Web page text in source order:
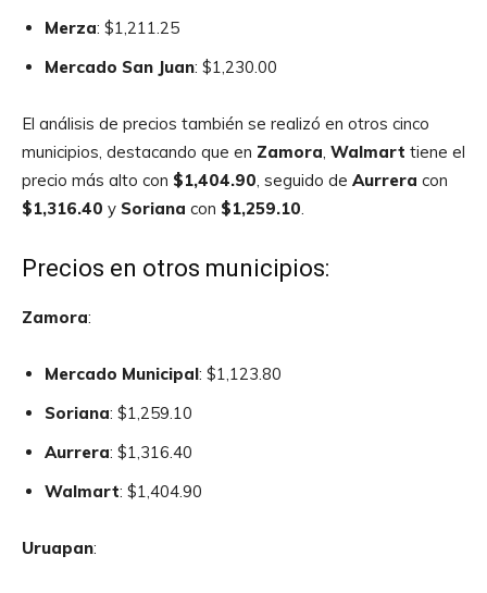
Merza: $1,211.25
Mercado San Juan: $1,230.00
El análisis de precios también se realizó en otros cinco
municipios, destacando que en Zamora, Walmart tiene el
precio más alto con $1,404.90, seguido de Aurrera con
$1,316.40 y Soriana con $1,259.10.
Precios en otros municipios:
Zamora:
Mercado Municipal: $1,123.80
Soriana: $1,259.10
Aurrera: $1,316.40
Walmart: $1,404.90
Uruapan: